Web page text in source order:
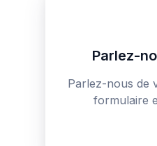
Parlez-
Parlez-nous de
formulaire